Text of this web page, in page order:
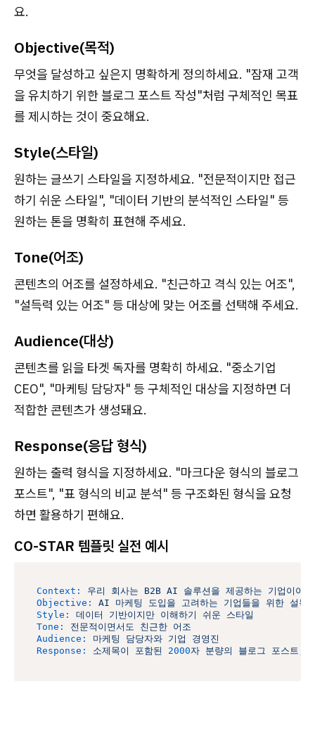
요.
Objective(목적)
무엇을 달성하고 싶은지 명확하게 정의하세요. "잠재 고객
을 유치하기 위한 블로그 포스트 작성"처럼 구체적인 목표
를 제시하는 것이 중요해요.
Style(스타일)
원하는 글쓰기 스타일을 지정하세요. "전문적이지만 접근
하기 쉬운 스타일", "데이터 기반의 분석적인 스타일" 등
원하는 톤을 명확히 표현해 주세요.
Tone(어조)
콘텐츠의 어조를 설정하세요. "친근하고 격식 있는 어조",
"설득력 있는 어조" 등 대상에 맞는 어조를 선택해 주세요.
Audience(대상)
콘텐츠를 읽을 타겟 독자를 명확히 하세요. "중소기업
CEO", "마케팅 담당자" 등 구체적인 대상을 지정하면 더
적합한 콘텐츠가 생성돼요.
Response(응답 형식)
원하는 출력 형식을 지정하세요. "마크다운 형식의 블로그
포스트", "표 형식의 비교 분석" 등 구조화된 형식을 요청
하면 활용하기 편해요.
CO-STAR 템플릿 실전 예시
Context: 우리 회사는 B2B AI 솔루션을 제공하는
기업이야.
Objective:
AI 마케팅 도입을 고려하는 기업들을 위한 설득
Style:
데이터 기반이지만 이해하기 쉬운
스타일
Tone:
전문적이면서도 친근한 어조
Audience:
마케팅 담당자와 기업
경영진
Response:
소제목이 포함된 2000자 분량의 블로그 포스트,